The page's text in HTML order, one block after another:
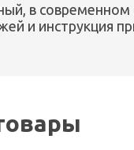
в современном
и инструкция